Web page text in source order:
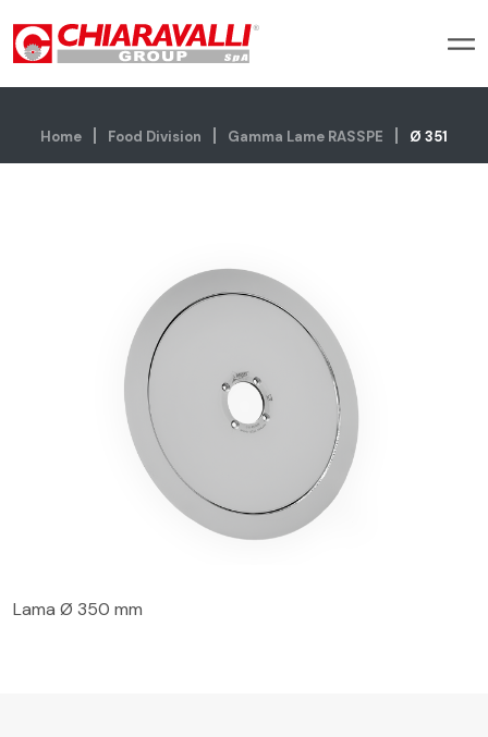
Home Food Division Gamma Lame RASSPE Ø 351
Lama Ø 350 mm